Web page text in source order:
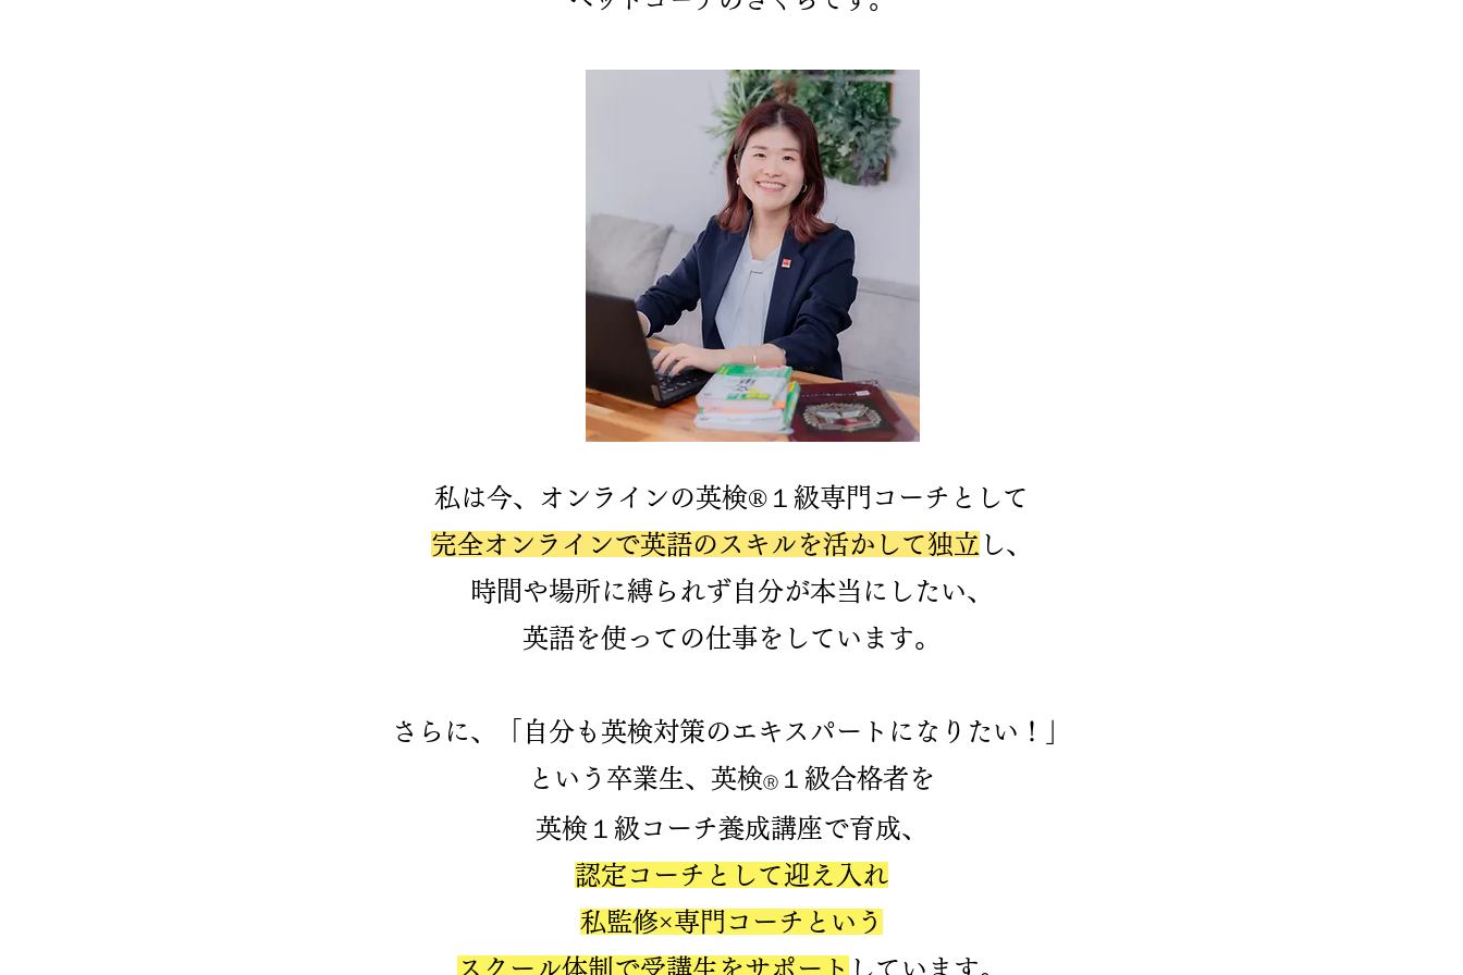
私は今、オンラインの英検®１級専門コーチとして
完全オンラインで英語のスキルを活かして独立 し、
時間や場所に縛られず自分が本当にしたい、
英語を使っての仕事をしています。
​さらに、「自分も英検対策のエキスパートになりたい！」
という卒業生、英検Ⓡ１級合格者を
英検１級コーチ養成講座で育成、
認定コーチとして迎え入れ
​私監修×専門コーチという
​スクール体制で受講生をサポート しています。